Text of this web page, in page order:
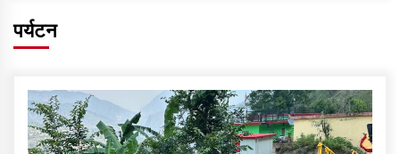
पर्यटन